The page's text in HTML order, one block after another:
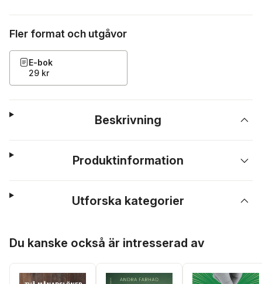
Fler format och utgåvor
E-bok
29 kr
Beskrivning
Produktinformation
Utforska kategorier
Du kanske också är intresserad av